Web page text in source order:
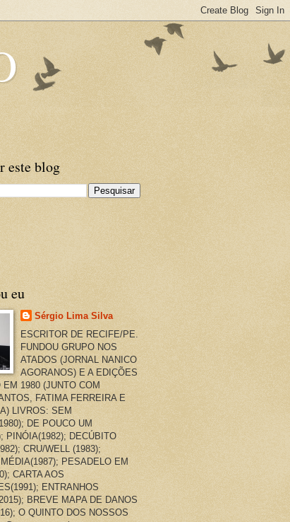
este blog
eu
Sérgio Lima Silva
ESCRITOR DE RECIFE/PE.
FUNDOU GRUPO NOS
ATADOS (JORNAL NANICO
AGORANOS) E A EDIÇÕES
EM 1980 (JUNTO COM
FATIMA FERREIRA E
LIVROS: SEM
DE POUCO UM
PINÓIA(1982); DECÚBITO
CRU/WELL (1983);
PESADELO EM
CARTA AOS
ENTRANHOS
BREVE MAPA DE DANOS
O QUINTO DOS NOSSOS